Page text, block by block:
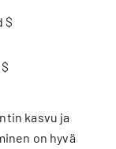
$
kasvu ja
on hyvä